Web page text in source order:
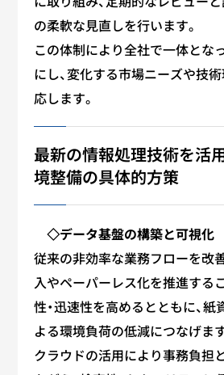
の柔軟な見直しを行います。
この体制により全社で一体とな
にし、変化する市場ニーズや技
応します。
最新の情報処理技術を活
境整備の具体的方策
◇データ基盤の構築と可視化
従来の非効率な業務フローを改
入やペーパーレス化を推進する
性・迅速性を高めるとともに、
よる環境負荷の低減につなげます
クラウドの活用により事務負担